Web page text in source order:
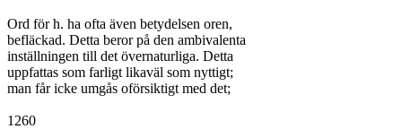
Ord för h. ha ofta även betydelsen oren,
befläckad. Detta beror på den ambivalenta
inställningen till det övernaturliga. Detta
uppfattas som farligt likaväl som nyttigt;
man får icke umgås oförsiktigt med det;
1260